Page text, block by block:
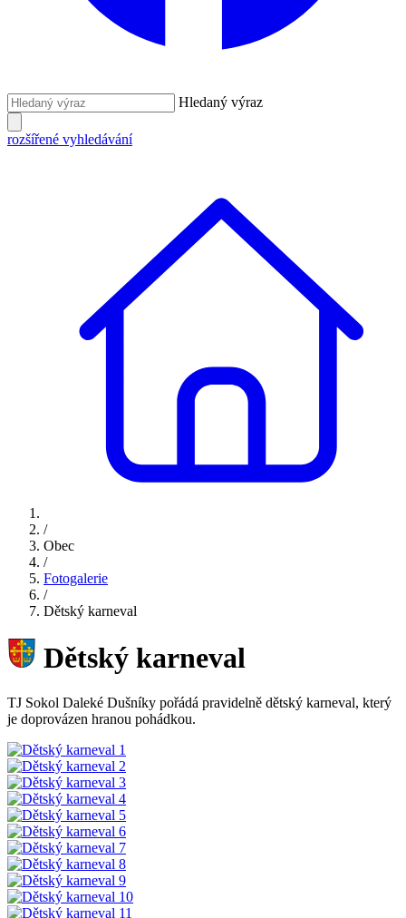
Hledaný výraz
rozšířené vyhledávání
/
Obec
/
Fotogalerie
/
Dětský karneval
Dětský karneval
TJ Sokol Daleké Dušníky pořádá pravidelně dětský karneval, který
je doprovázen hranou pohádkou.